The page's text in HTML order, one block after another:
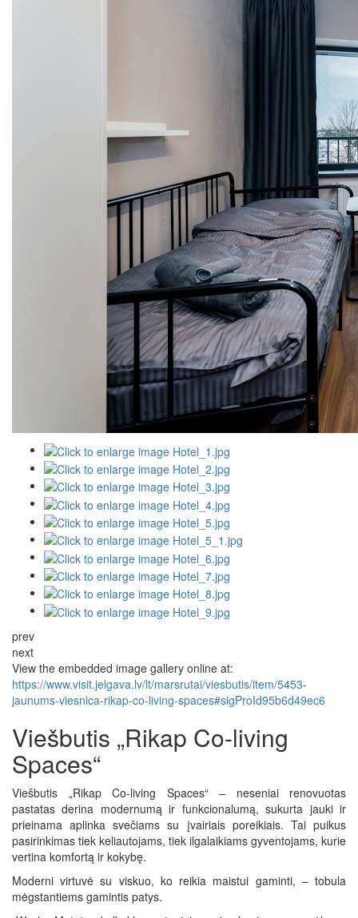
prev
next
View the embedded image gallery online at:
https://www.visit.jelgava.lv/lt/marsrutai/viesbutis/item/5453-
jaunums-viesnica-rikap-co-living-spaces#sigProId95b6d49ec6
Viešbutis „Rikap Co-living
Spaces“
Viešbutis „Rikap Co-living Spaces“ – neseniai renovuotas
pastatas derina modernumą ir funkcionalumą, sukurta jauki ir
prieinama aplinka svečiams su įvairiais poreikiais. Tai puikus
pasirinkimas tiek keliautojams, tiek ilgalaikiams gyventojams, kurie
vertina komfortą ir kokybę.
Moderni virtuvė su viskuo, ko reikia maistui gaminti, – tobula
mėgstantiems gamintis patys.